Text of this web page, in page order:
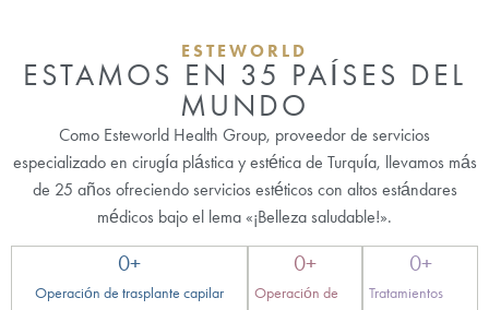
ESTEWORLD
ESTAMOS EN 35 PAÍSES DEL
MUNDO
Como Esteworld Health Group, proveedor de servicios
especializado en cirugía plástica y estética de Turquía, llevamos más
de 25 años ofreciendo servicios estéticos con altos estándares
médicos bajo el lema «¡Belleza saludable!».
Operación de trasplante capilar
0+
Operación de
0+
Tratamientos
0+